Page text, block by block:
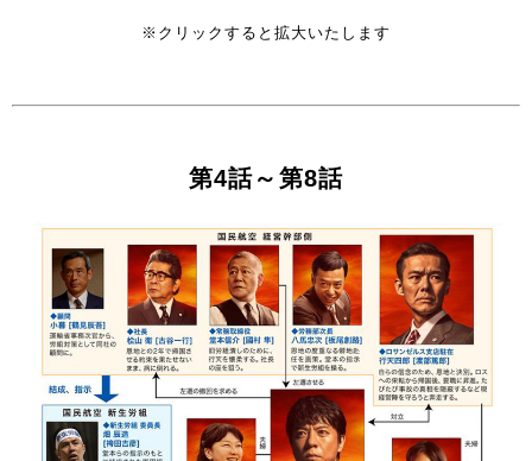
※クリックすると拡大いたします
第4話～第8話